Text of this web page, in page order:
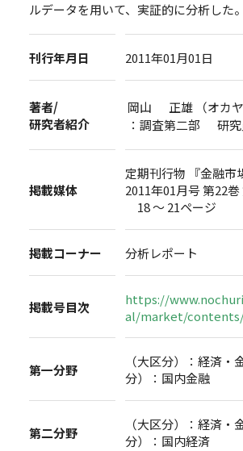
ルデータを用いて、実証的に分析した。
刊行年月日 2011年01月01日
著者/
研究者紹介
岡山 正雄 （オカ
：調査第二部 研究
掲載媒体
定期刊行物 『金融市
2011年01月号 第22
18 ～ 21ページ
掲載コーナー 分析レポート
掲載号目次
https://
al/market/
第一分野
（大区分）：経済
分）：国内金融
第二分野
（大区分）：経済
分）：国内経済